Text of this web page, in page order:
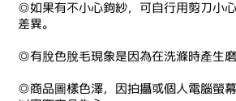
◎如果有不小心鉤紗，可自行用剪刀小
差異。
◎有脫色脫毛現象是因為在洗滌時產生磨
◎商品圖樣色澤，因拍攝或個人電腦螢